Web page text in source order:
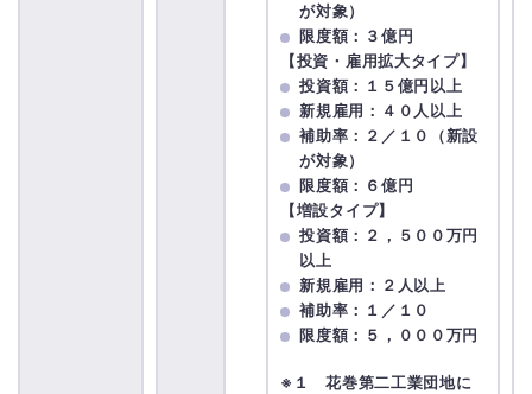
が対象）
限度額：３億円
【投資・雇用拡大タイプ】
投資額：１５億円以上
新規雇用：４０人以上
補助率：２／１０（新設
が対象）
限度額：６億円
【増設タイプ】
投資額：２，５００万円
以上
新規雇用：２人以上
補助率：１／１０
限度額：５，０００万円
※１ 花巻第二工業団地に